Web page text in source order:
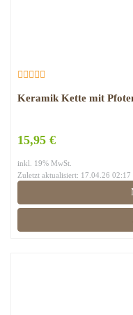
Keramik Kette mit
15,95 €
inkl. 19% MwSt.
Zuletzt aktualisiert: 17.04.26 02:17